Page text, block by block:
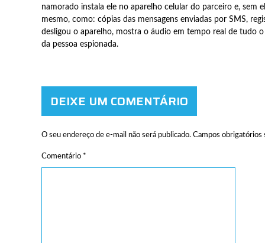
namorado instala ele no aparelho celular do parceiro e, sem
mesmo, como: cópias das mensagens enviadas por SMS,
desligou o aparelho, mostra o áudio em tempo real de tudo
da pessoa espionada.
DEIXE UM COMENTÁRIO
O seu endereço de e-mail não será publicado. Campos obrigatórios
Comentário *